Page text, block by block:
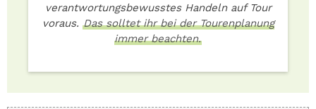
verantwortungsbewusstes Handeln auf Tour
voraus. Das solltet ihr bei der Tourenplanung
immer beachten.